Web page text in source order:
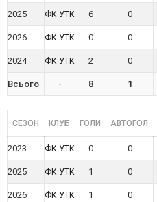
2025 ФК УТК 6 0
2026 ФК УТК 0 0
2024 ФК УТК 2 0
Всього - 8 1
СЕЗОН КЛУБ ГОЛИ АВТОГОЛ
2023 ФК УТК 0 0
2025 ФК УТК 1 0
2026 ФК УТК 1 0